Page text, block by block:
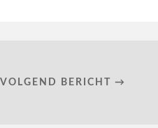
VOLGEND BERICHT →